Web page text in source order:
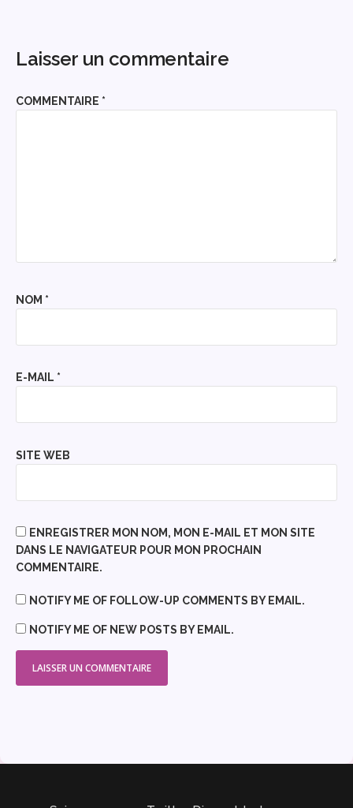
Laisser un commentaire
COMMENTAIRE *
NOM *
E-MAIL *
SITE WEB
ENREGISTRER MON NOM, MON E-MAIL ET MON SITE
DANS LE NAVIGATEUR POUR MON PROCHAIN
COMMENTAIRE.
NOTIFY ME OF FOLLOW-UP COMMENTS BY EMAIL.
NOTIFY ME OF NEW POSTS BY EMAIL.